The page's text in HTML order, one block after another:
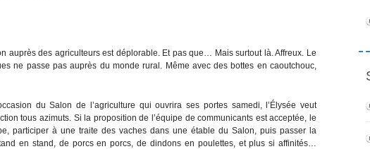
auprès des agriculteurs est déplorable. Et pas que… Mais surtout là. Affreux. Le
ne passe pas auprès du monde rural. Même avec des bottes en caoutchouc,
du Salon de l’agriculture qui ouvrira ses portes samedi, l’Élysée veut
tous azimuts. Si la proposition de l’équipe de communicants est acceptée, le
participer à une traite des vaches dans une étable du Salon, puis passer la
en stand, de porcs en porcs, de dindons en poulettes, et plus si affinités…